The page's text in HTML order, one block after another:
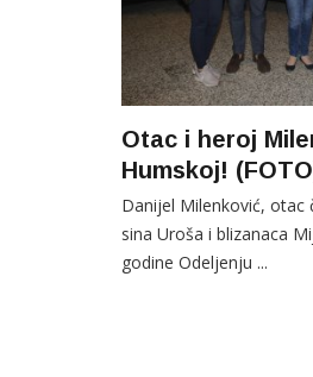
Otac i heroj
Humskoj!
Danijel Milenković, otac
sina Uroša i blizanaca
godine Odeljenju ...